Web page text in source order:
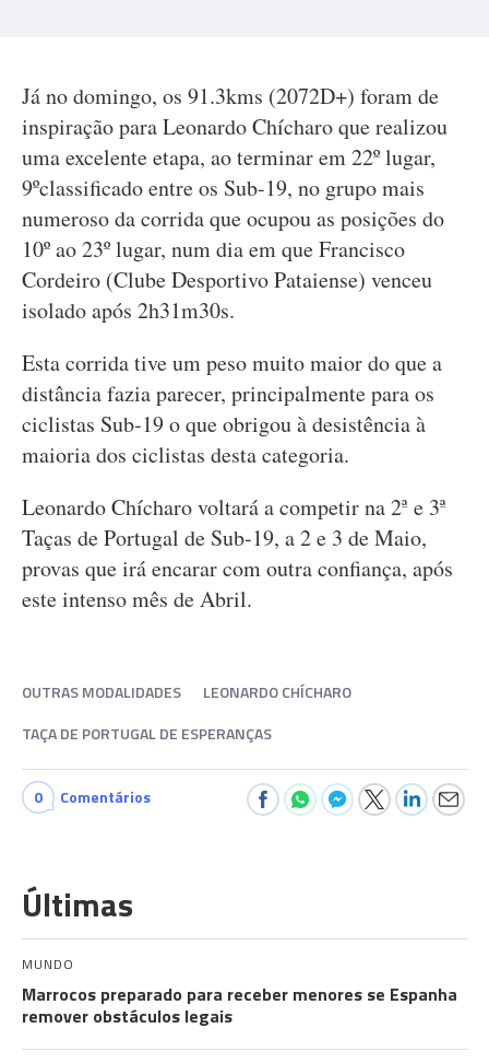
Já no domingo, os 91.3kms (2072D+) foram de
inspiração para Leonardo Chícharo que realizou
uma excelente etapa, ao terminar em 22º lugar,
9ºclassificado entre os Sub-19, no grupo mais
numeroso da corrida que ocupou as posições do
10º ao 23º lugar, num dia em que Francisco
Cordeiro (Clube Desportivo Pataiense) venceu
isolado após 2h31m30s.
Esta corrida tive um peso muito maior do que a
distância fazia parecer, principalmente para os
ciclistas Sub-19 o que obrigou à desistência à
maioria dos ciclistas desta categoria.
Leonardo Chícharo voltará a competir na 2ª e 3ª
Taças de Portugal de Sub-19, a 2 e 3 de Maio,
provas que irá encarar com outra confiança, após
este intenso mês de Abril.
OUTRAS MODALIDADES
LEONARDO CHÍCHARO
TAÇA DE PORTUGAL DE ESPERANÇAS
0 Comentários
Últimas
MUNDO
Marrocos preparado para receber menores se Espanha
remover obstáculos legais